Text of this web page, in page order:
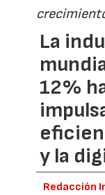
La
12%
y la
Redacción